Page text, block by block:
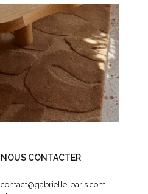
NOUS CONTACTER
contact@gabrielle-paris.com